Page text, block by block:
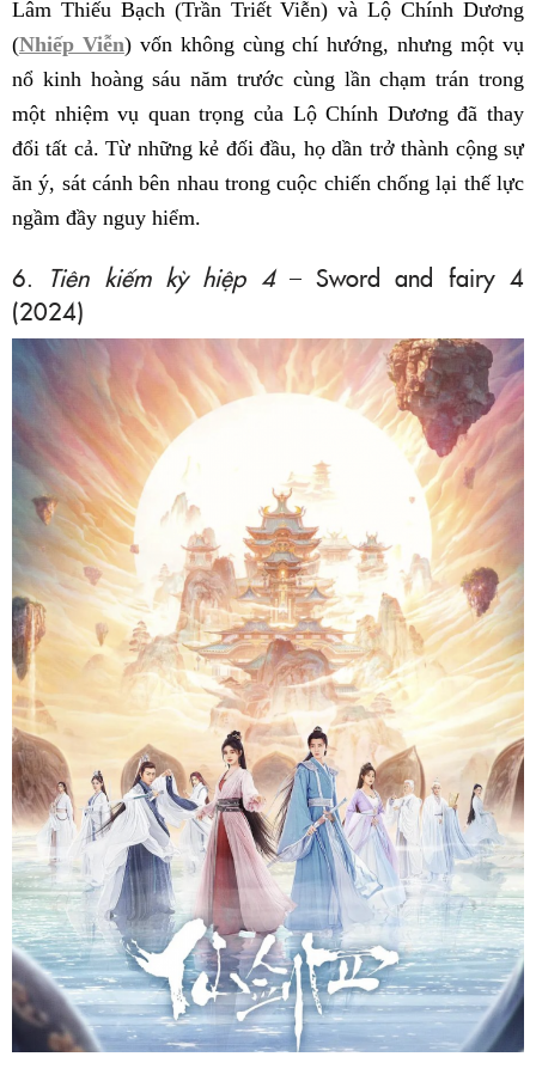
Lâm Thiếu Bạch (Trần Triết Viễn) và Lộ Chính Dương
(Nhiếp Viễn) vốn không cùng chí hướng, nhưng một vụ
nổ kinh hoàng sáu năm trước cùng lần chạm trán trong
một nhiệm vụ quan trọng của Lộ Chính Dương đã thay
đổi tất cả. Từ những kẻ đối đầu, họ dần trở thành cộng sự
ăn ý, sát cánh bên nhau trong cuộc chiến chống lại thế lực
ngầm đầy nguy hiểm.
6. Tiên kiếm kỳ hiệp 4– Sword and fairy 4
(2024)